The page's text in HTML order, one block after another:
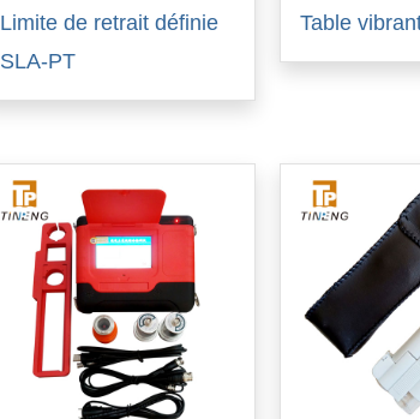
Limite de retrait définie
SLA-PT
Table